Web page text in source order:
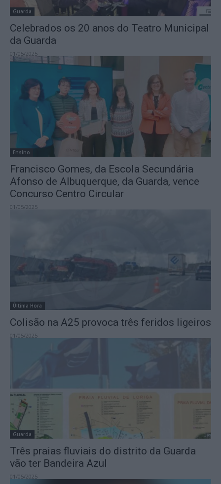
Guarda
Celebrados os 20 anos do Teatro Municipal
da Guarda
01/05/2025
Ensino
Francisco Gomes, da Escola Secundária
Afonso de Albuquerque, da Guarda, vence
Concurso Centro Circular
01/05/2025
Última Hora
Colisão na A25 provoca três feridos ligeiros
01/05/2025
Guarda
Três praias fluviais do distrito da Guarda
vão ter Bandeira Azul
01/05/2025